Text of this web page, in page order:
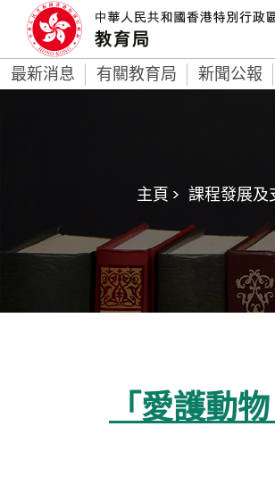
最新消息 有關教育局 新聞公報
主頁 > 課程發展及
「愛護動